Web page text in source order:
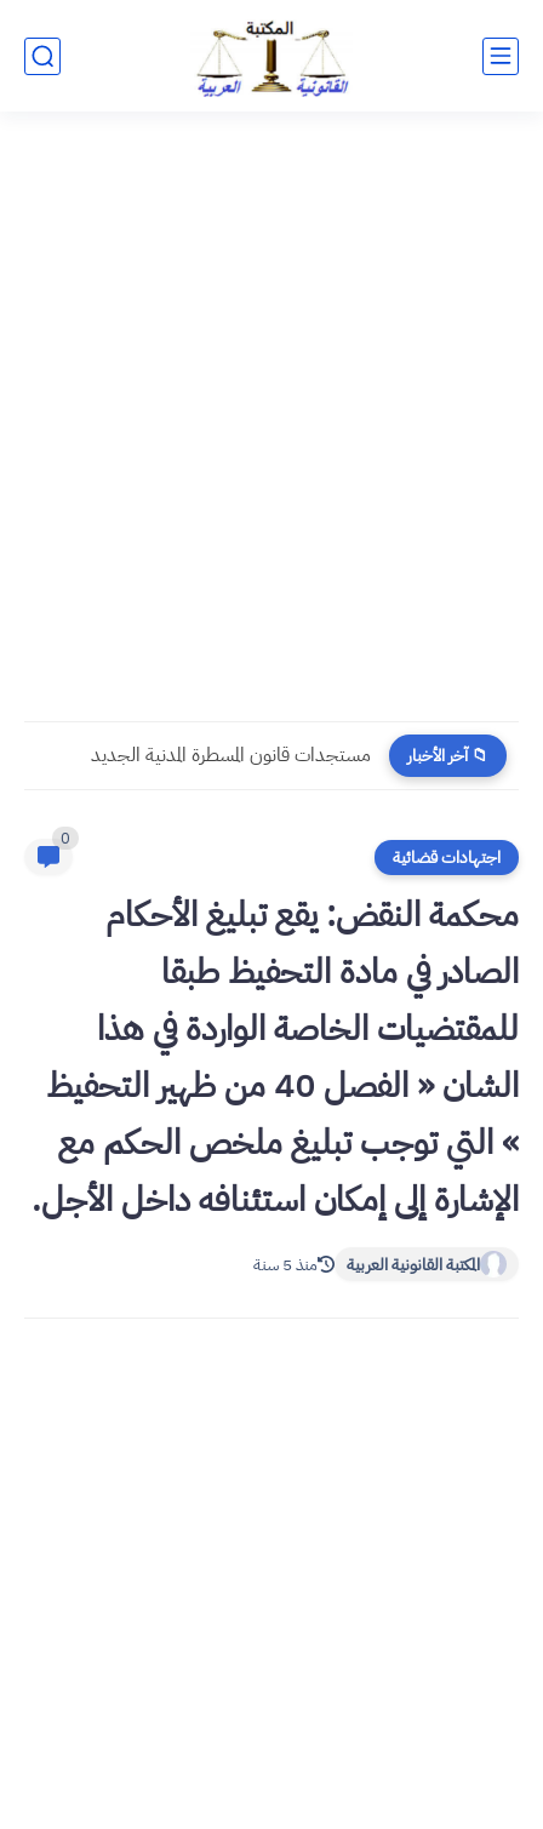
📁 آخر الأخبار مستجدات قانون المسطرة المدنية الجديد
اجتهادات قضائية
0
محكمة النقض: يقع تبليغ الأحكام
الصادر في مادة التحفيظ طبقا
للمقتضيات الخاصة الواردة في هذا
الشان « الفصل 40 من ظهير التحفيظ
» التي توجب تبليغ ملخص الحكم مع
الإشارة إلى إمكان استئنافه داخل الأجل.
المكتبة القانونية العربية منذ 5 سنة